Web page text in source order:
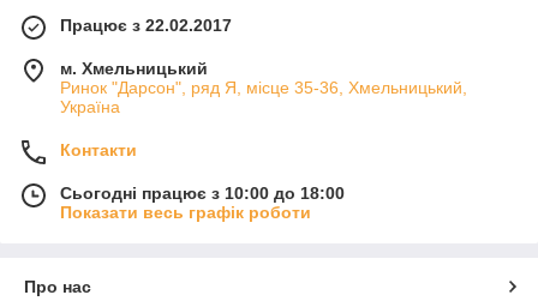
Працює з 22.02.2017
м. Хмельницький
Ринок "Дарсон", ряд Я, місце 35-36, Хмельницький,
Україна
Контакти
Сьогодні працює з 10:00 до 18:00
Показати весь графік роботи
Про нас